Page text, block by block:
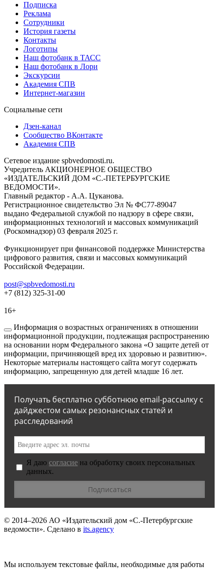
Подписка
Реклама
Сотрудники
История газеты
Контакты
Логотипы
Наш фотобанк в ТАСС
Наш фотобанк в Лори
Экскурсии
Академия СПВ
Интернет-магазин
Социальные сети
Дзен-канал
Сообщество ВКонтакте
Академия СПВ
Сетевое издание spbvedomosti.ru.
Учредитель АКЦИОНЕРНОЕ ОБЩЕСТВО
«ИЗДАТЕЛЬСКИЙ ДОМ «С.-ПЕТЕРБУРГСКИЕ
ВЕДОМОСТИ».
Главный редактор - А.А. Цуканова.
Регистрационное свидетельство Эл № ФС77-89047
выдано Федеральной службой по надзору в сфере связи,
информационных технологий и массовых коммуникаций
(Роскомнадзор) 03 февраля 2025 г.
Функционирует при финансовой поддержке Министерства
цифрового развития, связи и массовых коммуникаций
Российской Федерации.
post@spbvedomosti.ru
+7 (812) 325-31-00
16+
Информация о возрастных ограничениях в отношении
информационной продукции, подлежащая распространению
на основании норм Федерального закона «О защите детей от
информации, причиняющей вред их здоровью и развитию».
Некоторые материалы настоящего сайта могут содержать
информацию, запрещенную для детей младше 16 лет.
Получать бесплатно субботнюю email-рассылку с
дайджестом самых резонансных статей и
расследований
Я даю согласие на обработку своих персональных
данных.
© 2014–2026 АО «Издательский дом «С.-Петербургские
ведомости». Сделано в its.agency
Мы используем текстовые файлы, необходимые для работы